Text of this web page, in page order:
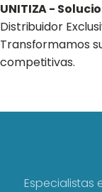
UNITIZA -
Distribuidor
Transformamos
competitivas.
Especialistas